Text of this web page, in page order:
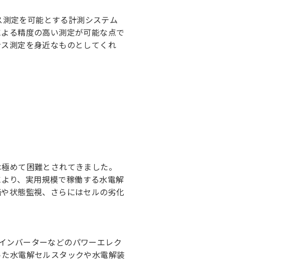
定を可能とする計測システム
る精度の高い測定が可能な点で
測定を身近なものとしてくれ
めて困難とされてきました。
り、実用規模で稼働する水電解
状態監視、さらにはセルの劣化
ンバーターなどのパワーエレク
水電解セルスタックや水電解装